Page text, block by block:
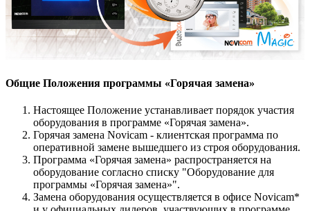
Общие Положения программы «Горячая замена»
Настоящее Положение устанавливает порядок участия
оборудования в программе «Горячая замена».
Горячая замена Novicam - клиентская программа по
оперативной замене вышедшего из строя оборудования.
Программа «Горячая замена» распространяется на
оборудование согласно списку "Оборудование для
программы «Горячая замена»".
Замена оборудования осуществляется в офисе Novicam*